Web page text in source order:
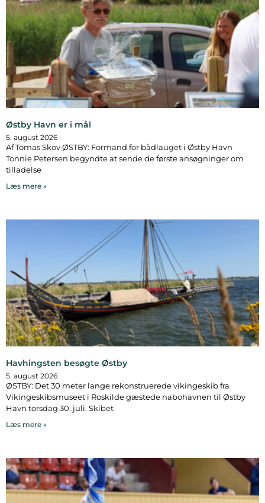
Østby Havn er i mål
5. august 2026
Af Tomas Skov ØSTBY: Formand for bådlauget i Østby Havn
Tonnie Petersen begyndte at sende de første ansøgninger om
tilladelse
Læs mere »
Havhingsten besøgte Østby
5. august 2026
ØSTBY: Det 30 meter lange rekonstruerede vikingeskib fra
Vikingeskibsmuseet i Roskilde gæstede nabohavnen til Østby
Havn torsdag 30. juli. Skibet
Læs mere »